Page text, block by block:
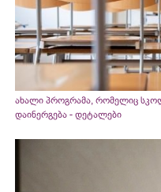
ახალი პროგრამა, რომელიც
დაინერგება - დეტალები